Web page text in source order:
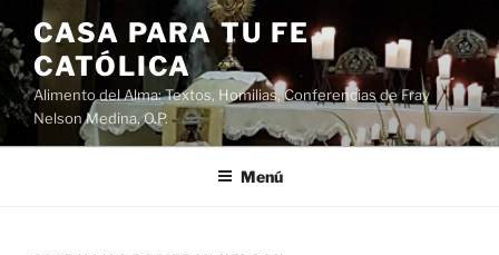
Saltar
al
contenido
CASA PARA TU FE
CATÓLICA
Alimento del Alma: Textos, Homilias, Conferencias de Fray
Nelson Medina, O.P.
Menú